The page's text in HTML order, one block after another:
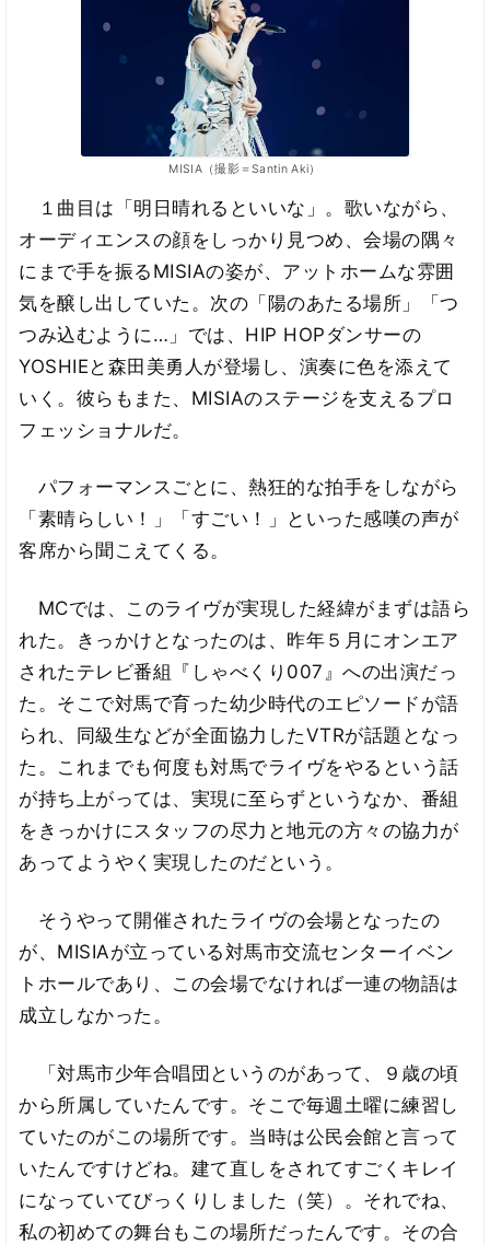
MISIA（撮影＝Santin Aki）
１曲目は「明日晴れるといいな」。歌いながら、
オーディエンスの顔をしっかり見つめ、会場の隅々
にまで手を振るMISIAの姿が、アットホームな雰囲
気を醸し出していた。次の「陽のあたる場所」「つ
つみ込むように…」では、HIP HOPダンサーの
YOSHIEと森田美勇人が登場し、演奏に色を添えて
いく。彼らもまた、MISIAのステージを支えるプロ
フェッショナルだ。
パフォーマンスごとに、熱狂的な拍手をしながら
「素晴らしい！」「すごい！」といった感嘆の声が
客席から聞こえてくる。
MCでは、このライヴが実現した経緯がまずは語ら
れた。きっかけとなったのは、昨年５月にオンエア
されたテレビ番組『しゃべくり007』への出演だっ
た。そこで対馬で育った幼少時代のエピソードが語
られ、同級生などが全面協力したVTRが話題となっ
た。これまでも何度も対馬でライヴをやるという話
が持ち上がっては、実現に至らずというなか、番組
をきっかけにスタッフの尽力と地元の方々の協力が
あってようやく実現したのだという。
そうやって開催されたライヴの会場となったの
が、MISIAが立っている対馬市交流センターイベン
トホールであり、この会場でなければ一連の物語は
成立しなかった。
「対馬市少年合唱団というのがあって、９歳の頃
から所属していたんです。そこで毎週土曜に練習し
ていたのがこの場所です。当時は公民会館と言って
いたんですけどね。建て直しをされてすごくキレイ
になっていてびっくりしました（笑）。それでね、
私の初めての舞台もこの場所だったんです。その合